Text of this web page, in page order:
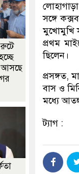
সঙ্গে
মুখোমুখি
প্রথম
ছিলেন।
প্রসঙ্গত,
বাস ও
মধ্যে
ট্যাগ :
রুটে
আসছে